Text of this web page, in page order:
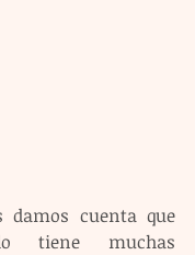
damos cuenta que
tiene muchas